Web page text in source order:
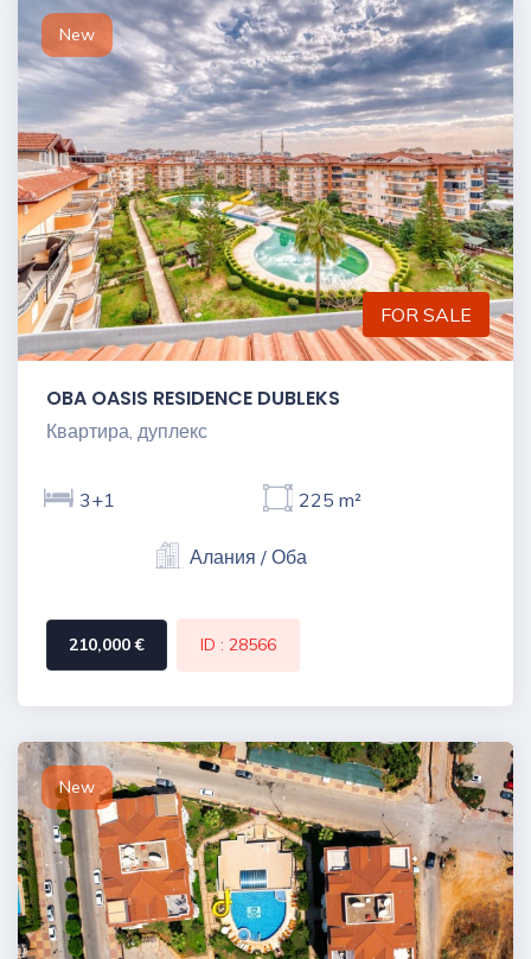
New
FOR SALE
OBA OASIS RESIDENCE DUBLEKS
Квартира, дуплекс
3+1 225 m²
Алания / Оба
210,000 € ID : 28566
New